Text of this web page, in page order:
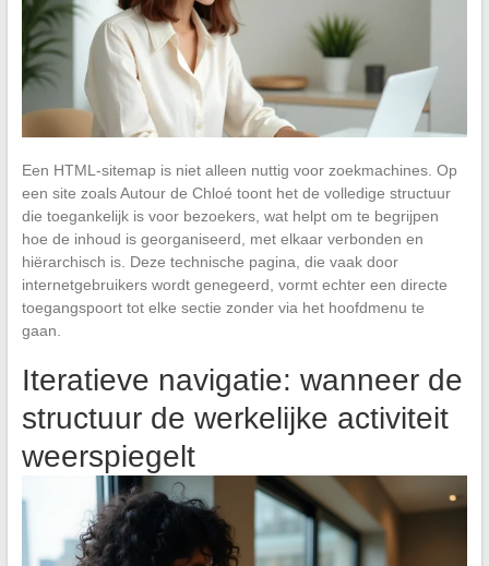
Een HTML-sitemap is niet alleen nuttig voor zoekmachines. Op
een site zoals Autour de Chloé toont het de volledige structuur
die toegankelijk is voor bezoekers, wat helpt om te begrijpen
hoe de inhoud is georganiseerd, met elkaar verbonden en
hiërarchisch is. Deze technische pagina, die vaak door
internetgebruikers wordt genegeerd, vormt echter een directe
toegangspoort tot elke sectie zonder via het hoofdmenu te
gaan.
Iteratieve navigatie: wanneer de
structuur de werkelijke activiteit
weerspiegelt